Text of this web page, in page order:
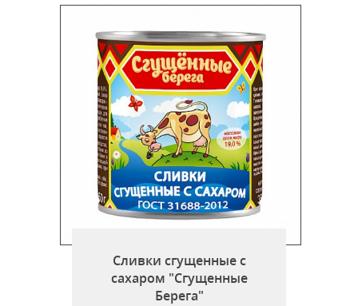
Сливки сгущенные с
сахаром "Сгущенные
Берега"